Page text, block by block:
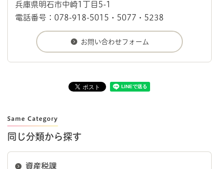
兵庫県明石市中崎1丁目5-1
電話番号：078-918-5015・5077・5238
同じ分類から探す
資産税課